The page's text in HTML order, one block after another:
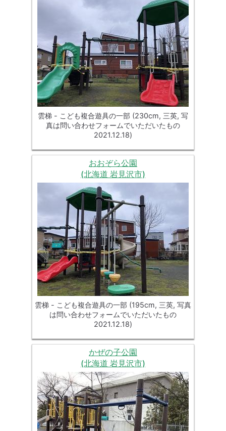
雲梯 - こども複合遊具の一部 (230cm, 三英, 写
真は問い合わせフォームでいただいたもの
2021.12.18)
おおぞら公園
(北海道 岩見沢市)
雲梯 - こども複合遊具の一部 (195cm, 三英, 写真
は問い合わせフォームでいただいたもの
2021.12.18)
かぜの子公園
(北海道 岩見沢市)